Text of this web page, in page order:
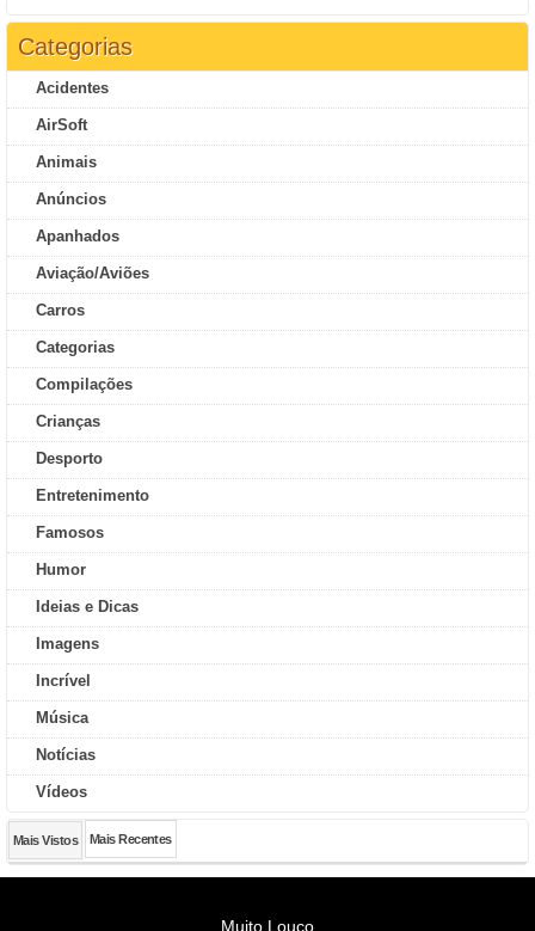
Categorias
Acidentes
AirSoft
Animais
Anúncios
Apanhados
Aviação/Aviões
Carros
Categorias
Compilações
Crianças
Desporto
Entretenimento
Famosos
Humor
Ideias e Dicas
Imagens
Incrível
Música
Notícias
Vídeos
Mais Vistos Mais Recentes
Muito Louco